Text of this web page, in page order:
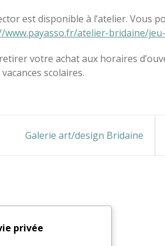
est disponible à l’atelier. Vous
www.payasso.fr/atelier-bridaine/
votre achat aux horaires
scolaires.
Galerie art/design Bridaine
privée